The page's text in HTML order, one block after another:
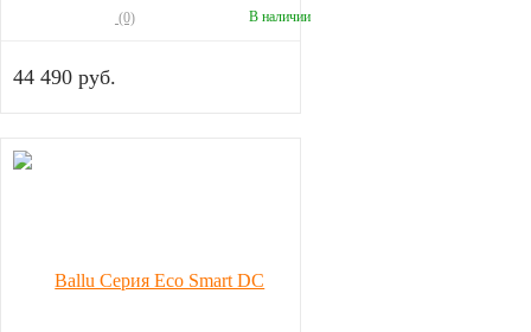
(0) В наличии
44 490 руб.